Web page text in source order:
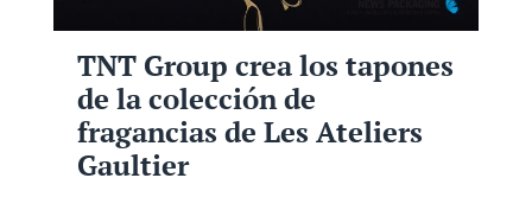
TNT Group crea los tapones
de la colección de
fragancias de Les Ateliers
Gaultier